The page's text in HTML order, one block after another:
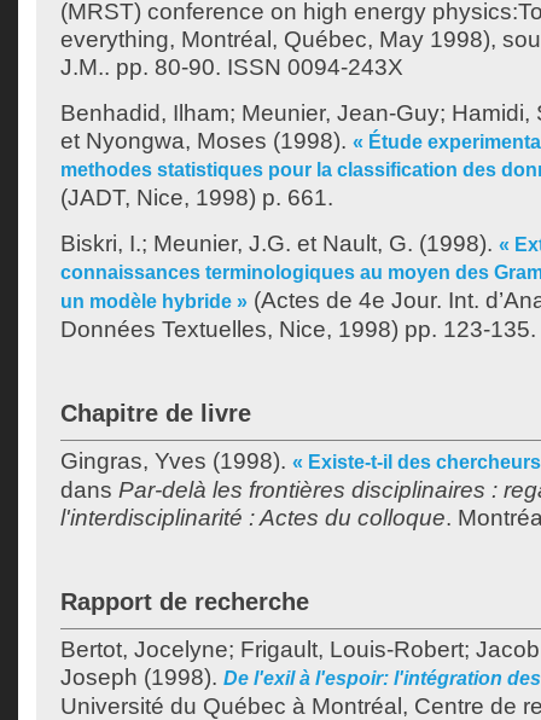
(MRST) conference on high energy
everything, Montréal, Québec, May 1998),
J.M.. pp. 80-90. ISSN 0094-243X
Benhadid, Ilham; Meunier, Jean-Guy; Hamidi,
et Nyongwa, Moses (1998). « Étude
methodes statistiques pour la classification des
(JADT, Nice, 1998) p. 661.
Biskri, I.; Meunier, J.G. et Nault, G. (1998). «
connaissances terminologiques au moyen des
un modèle hybride » (Actes de 4e Jour. Int.
Données Textuelles, Nice, 1998) pp. 123-135.
Chapitre de livre
Gingras, Yves (1998). « Existe-t-il des
dans Par-delà les frontières disciplinaires :
l'interdisciplinarité : Actes du colloque.
Rapport de recherche
Bertot, Jocelyne; Frigault, Louis-Robert;
Joseph (1998). De l'exil à l'espoir: l'intégration
Université du Québec à Montréal, Centre de